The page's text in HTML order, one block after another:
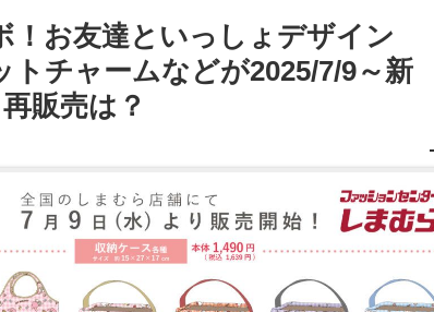
お友達といっしょデザイン
チャームなどが2025/7/9～新
販売は？